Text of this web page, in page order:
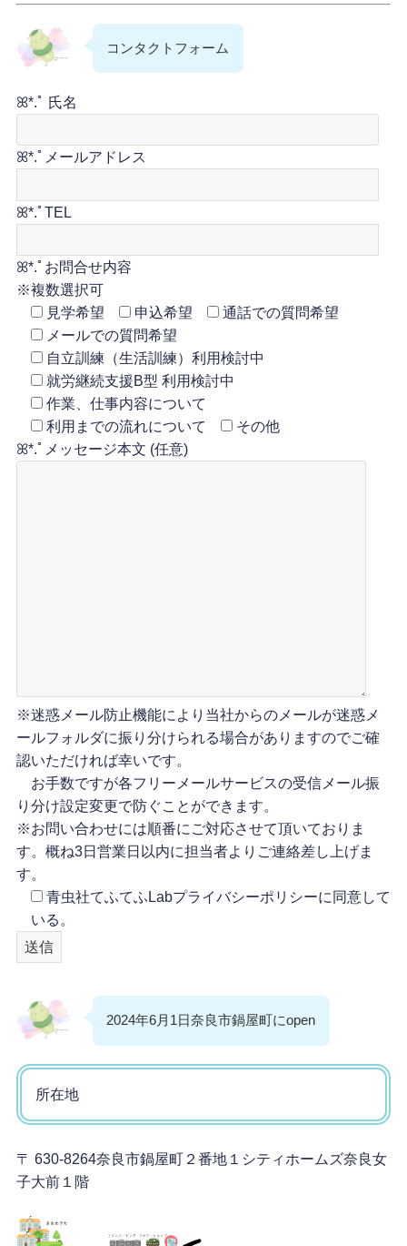
コンタクトフォーム
ꕤ*.ﾟ 氏名
ꕤ*.ﾟメールアドレス
ꕤ*.ﾟTEL
ꕤ*.ﾟお問合せ内容
※複数選択可
見学希望
申込希望
通話での質問希望
メールでの質問希望
自立訓練（生活訓練）利用検討中
就労継続支援B型 利用検討中
作業、仕事内容について
利用までの流れについて
その他
ꕤ*.ﾟメッセージ本文 (任意)
※迷惑メール防止機能により当社からのメールが迷惑メ
ールフォルダに振り分けられる場合がありますのでご確
認いただければ幸いです。
お手数ですが各フリーメールサービスの受信メール振
り分け設定変更で防ぐことができます。
※お問い合わせには順番にご対応させて頂いておりま
す。概ね3日営業日以内に担当者よりご連絡差し上げま
す。
青虫社てふてふLabプライバシーポリシーに同意して
いる。
2024年6月1日奈良市鍋屋町にopen
所在地
〒 630-8264奈良市鍋屋町２番地１シティホームズ奈良女
子大前１階